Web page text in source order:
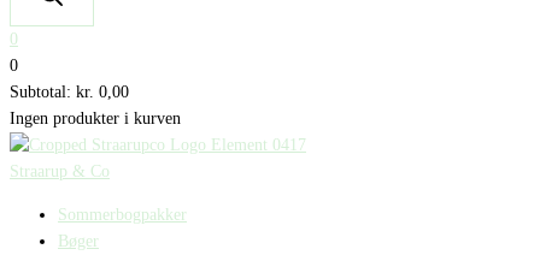
0
0
Subtotal: kr. 0,00
Ingen produkter i kurven
Straarup & Co
Sommerbogpakker
Bøger